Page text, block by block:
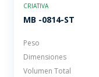
CRIATIVA
MB -0814-ST
Peso
Dimensiones
Volumen Total